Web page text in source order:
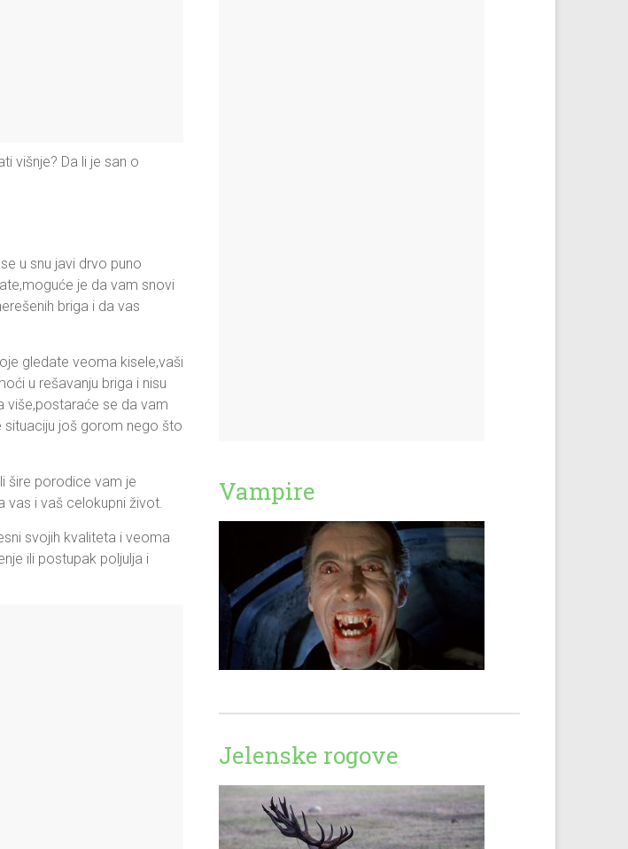
višnje? Da li je san o
u snu javi drvo puno
je da vam snovi
briga i da vas
gledate veoma kisele,vaši
u rešavanju briga i nisu
više,postaraće se da vam
još gorom nego što
šire porodice vam je
vas i vaš celokupni život.
svojih kvaliteta i veoma
ili postupak poljulja i
Vampire
Jelenske rogove